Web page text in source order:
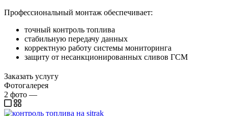
Профессиональный монтаж обеспечивает:
точный контроль топлива
стабильную передачу данных
корректную работу системы мониторинга
защиту от несанкционированных сливов ГСМ
Заказать услугу
Фотогалерея
2 фото —